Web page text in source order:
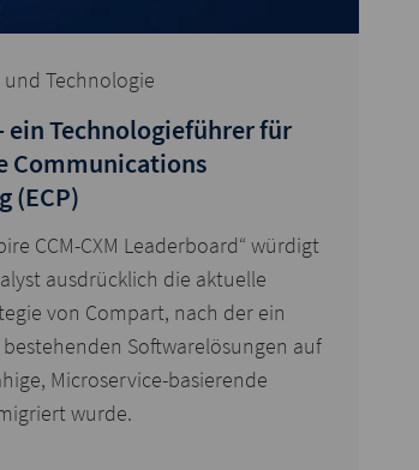
Technologie
ein Technologieführer für
Communications
(ECP)
CCM-CXM Leaderboard“ würdigt
ausdrücklich die aktuelle
von Compart, nach der ein
Softwarelösungen auf
Microservice-basierende
wurde.